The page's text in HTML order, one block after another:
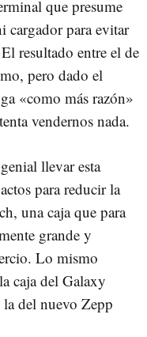
que presume
cargador para evitar
resultado entre el de
pero dado el
«como más razón»
vendernos nada.
llevar esta
para reducir la
una caja que para
grande y
Lo mismo
caja del Galaxy
del nuevo Zepp